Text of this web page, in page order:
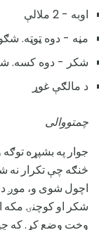
اوبه - 2 ملالې
مڼه - دوه ټوټه.
شکر - دوه کسه.
د مالګې غوړ
چمتووالی
جوار په بشپړه
څنګه چې تکرار نه
اچول شوی و، موږ
شکر او کوچنۍ مکه
وخت وضع کړ. که